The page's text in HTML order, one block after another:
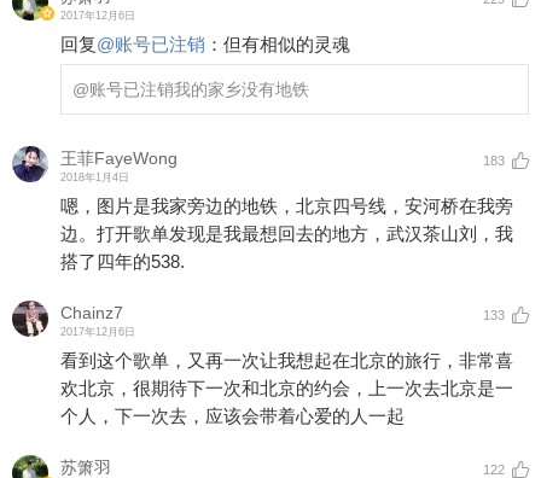
2017年12月6日
回复@账号已注销 ： 但有相似的灵魂
@账号已注销我的家乡没有地铁
王菲FayeWong
2018年1月4日
183
嗯，图片是我家旁边的地铁，北京四号线，安河桥在我旁
边。打开歌单发现是我最想回去的地方，武汉茶山刘，我
搭了四年的538.
Chainz7
2017年12月6日
133
看到这个歌单，又再一次让我想起在北京的旅行，非常喜
欢北京，很期待下一次和北京的约会，上一次去北京是一
个人，下一次去，应该会带着心爱的人一起
苏箫羽 122